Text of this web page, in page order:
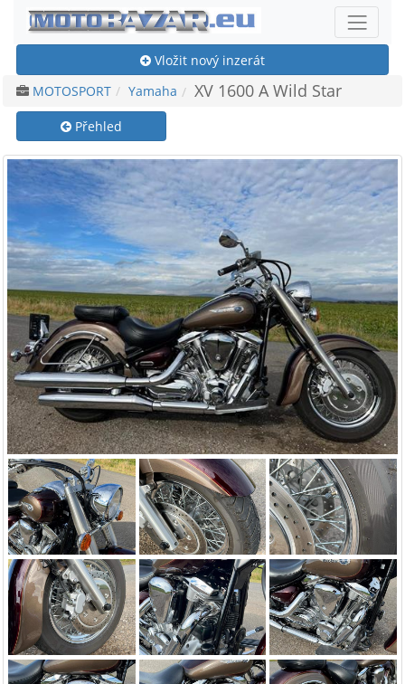
Vložit nový inzerát
MOTOSPORT
Yamaha XV 1600 A Wild Star
Přehled